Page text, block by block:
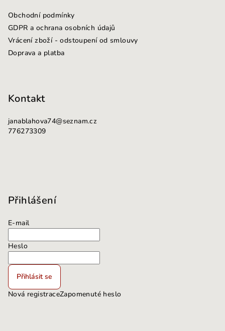
Obchodní podmínky
GDPR a ochrana osobních údajů
Vrácení zboží - odstoupení od smlouvy
Doprava a platba
Kontakt
janablahova74@seznam.cz
776273309
Přihlášení
E-mail
Heslo
Přihlásit se
Nová registraceZapomenuté heslo